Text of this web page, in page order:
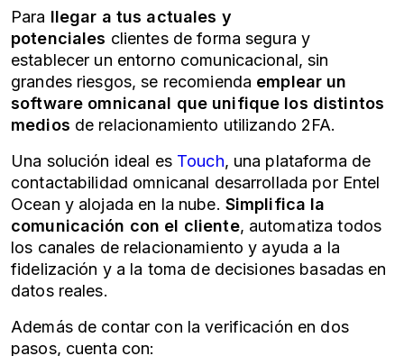
Para llegar a tus actuales y
potenciales clientes de forma segura y
establecer un entorno comunicacional, sin
grandes riesgos, se recomienda emplear un
software omnicanal que unifique los distintos
medios de relacionamiento utilizando 2FA.
Una solución ideal es Touch, una plataforma de
contactabilidad omnicanal desarrollada por Entel
Ocean y alojada en la nube. Simplifica la
comunicación con el cliente, automatiza todos
los canales de relacionamiento y ayuda a la
fidelización y a la toma de decisiones basadas en
datos reales.
Además de contar con la verificación en dos
pasos, cuenta con: